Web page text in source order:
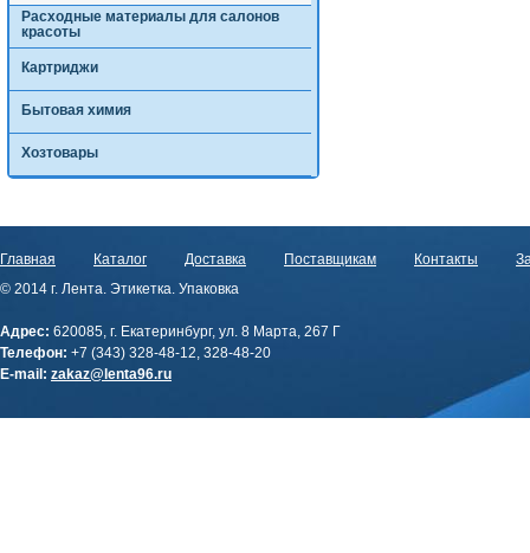
Расходные материалы для салонов
красоты
Картриджи
Бытовая химия
Хозтовары
Главная Каталог Доставка Поставщикам Контакты
© 2014 г. Лента. Этикетка. Упаковка
Адрес: 620085, г. Екатеринбург, ул. 8 Марта, 267 Г
Телефон: +7 (343) 328-48-12, 328-48-20
E-mail: zakaz@lenta96.ru